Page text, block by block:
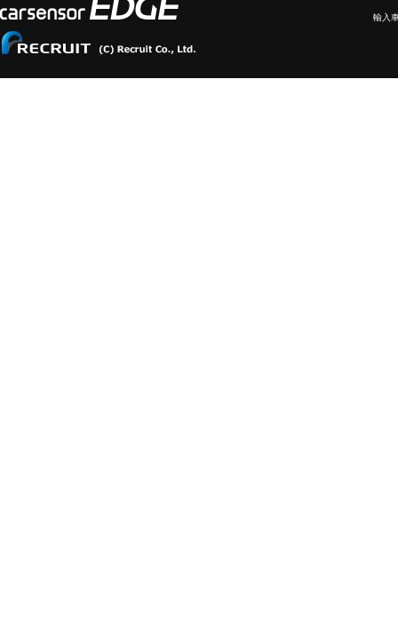
輸入